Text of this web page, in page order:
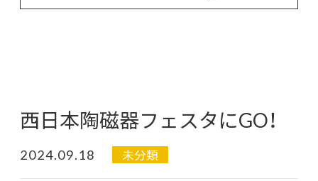
西日本陶磁器フェスタにGO！
2024.09.18 未分類